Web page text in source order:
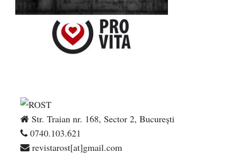
Str. Traian nr. 168, Sector 2, București
0740.103.621
revistarost[at]gmail.com